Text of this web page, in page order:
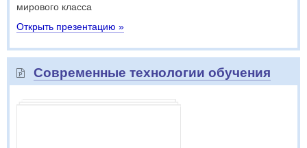
мирового класса
Открыть презентацию »
Современные технологии обучения